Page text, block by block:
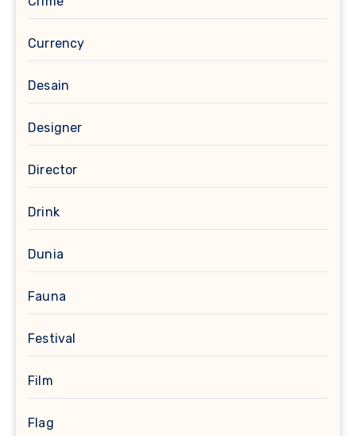
Currency
Desain
Designer
Director
Drink
Dunia
Fauna
Festival
Film
Flag